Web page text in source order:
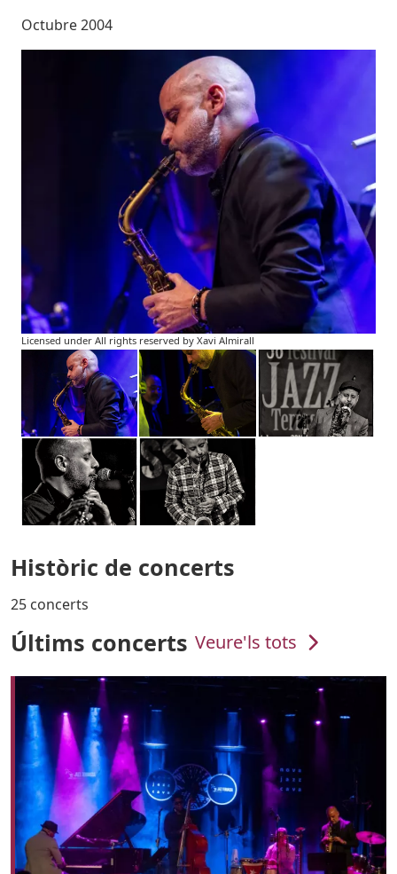
Octubre 2004
Licensed under All rights reserved by Xavi Almirall
Històric de concerts
25 concerts
Últims concerts Veure'ls tots